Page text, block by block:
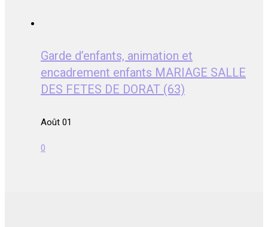
Garde d’enfants, animation et
encadrement enfants MARIAGE SALLE
DES FETES DE DORAT (63)
Août 01
0